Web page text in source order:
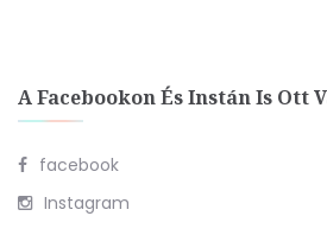
A Facebookon És Instán Is Ott
facebook
Instagram